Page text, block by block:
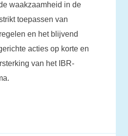
waakzaamheid in de
toepassen van
en het blijvend
acties op korte en
van het IBR-